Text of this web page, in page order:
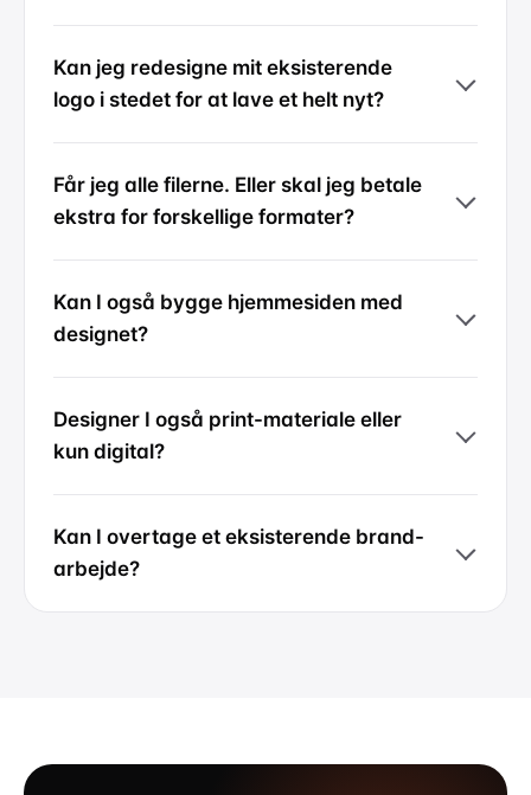
Kan jeg redesigne mit eksisterende
logo i stedet for at lave et helt nyt?
Får jeg alle filerne. Eller skal jeg betale
ekstra for forskellige formater?
Kan I også bygge hjemmesiden med
designet?
Designer I også print-materiale eller
kun digital?
Kan I overtage et eksisterende brand-
arbejde?